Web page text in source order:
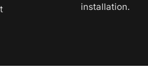
installation.